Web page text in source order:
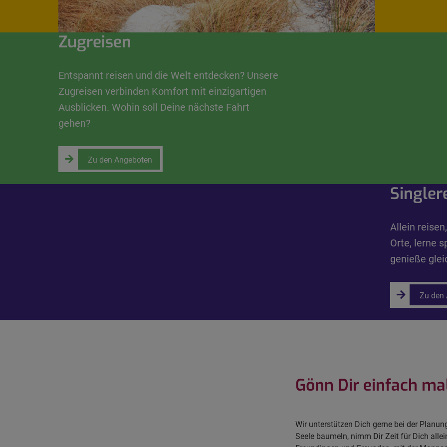
Zugreisen
Entspannt reisen und die Welt entdecken? Unsere
Zugreisen verbinden Komfort mit einzigartigen
Ausblicken. Wohin soll Deine nächste Fahrt
gehen?
Zu den Angeboten
Allein
Orte, lerne
genieße
Zu den
Gönn Dir einfach
Wir unterstützen Dich gerne bei der
Seele baumeln, nimm Dir Zeit für Dich